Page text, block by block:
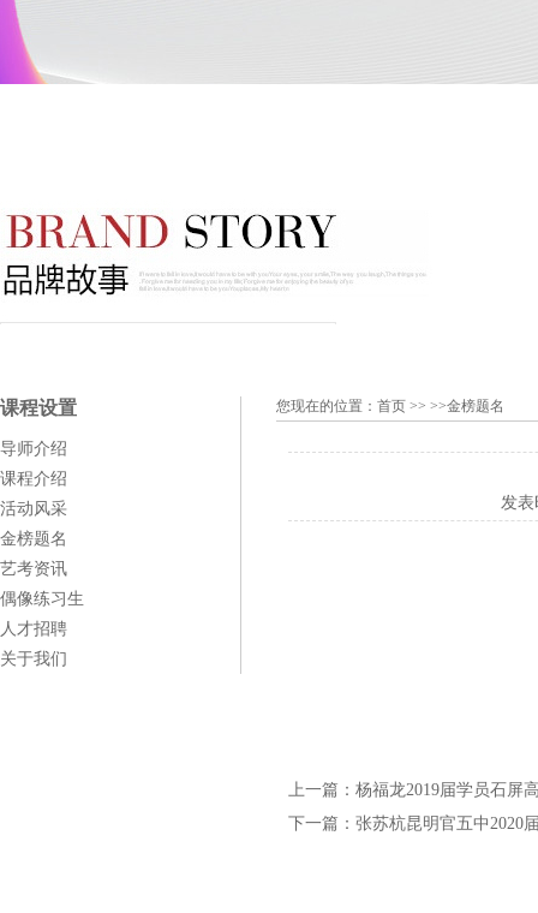
课程设置
导师介绍
课程介绍
活动风采
金榜题名
艺考资讯
偶像练习生
人才招聘
关于我们
您现在的位置： 首页 >> >>金榜题名
发表
上一篇： 杨福龙2019届学员石屏
下一篇： 张苏杭昆明官五中2020